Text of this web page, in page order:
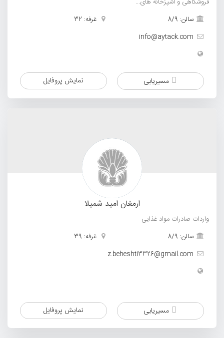
سالن: 8/9
غرفه: 32
info@aytack.com
مسیریابی نمایش پروفایل
ارمغان امید شمیلا
واردات صادرات مواد غذایی
سالن: 8/9
غرفه: 39
z.beheshti3326@gmail.com
مسیریابی نمایش پروفایل